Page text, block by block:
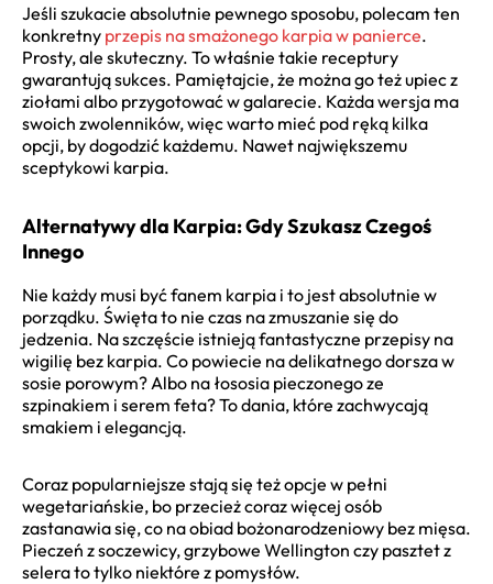
Jeśli szukacie absolutnie pewnego sposobu, polecam ten
konkretny przepis na smażonego karpia w panierce.
Prosty, ale skuteczny. To właśnie takie receptury
gwarantują sukces. Pamiętajcie, że można go też upiec z
ziołami albo przygotować w galarecie. Każda wersja ma
swoich zwolenników, więc warto mieć pod ręką kilka
opcji, by dogodzić każdemu. Nawet największemu
sceptykowi karpia.
Alternatywy dla Karpia: Gdy Szukasz Czegoś
Innego
Nie każdy musi być fanem karpia i to jest absolutnie w
porządku. Święta to nie czas na zmuszanie się do
jedzenia. Na szczęście istnieją fantastyczne przepisy na
wigilię bez karpia. Co powiecie na delikatnego dorsza w
sosie porowym? Albo na łososia pieczonego ze
szpinakiem i serem feta? To dania, które zachwycają
smakiem i elegancją.
Coraz popularniejsze stają się też opcje w pełni
wegetariańskie, bo przecież coraz więcej osób
zastanawia się, co na obiad bożonarodzeniowy bez mięsa.
Pieczeń z soczewicy, grzybowe Wellington czy pasztet z
selera to tylko niektóre z pomysłów.